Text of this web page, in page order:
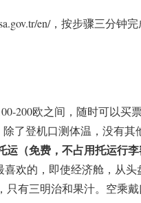
en/，按步骤三分钟
200欧之间，随时可以买
了登机口测体温，没有其
（免费，不占用托运行李
欢的，即使经济舱，从
有三明治和果汁。空乘